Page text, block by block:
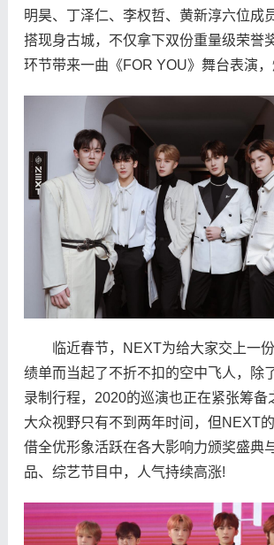
明昊、丁泽仁、李权哲、黄新淳六位成
搭现身古城，不仅拿下双份重量级荣誉
环节带来一曲《FOR YOU》舞台表演，
临近春节，NEXT为给大家交上一份
绩单而当起了不折不扣的空中飞人，除
录制行程，2020的巡演也正在紧张筹备
大众视野只有不到两年时间，但NEXT
借全优形象活跃在各大影响力颁奖盛典
品、综艺节目中，人气持续高涨!